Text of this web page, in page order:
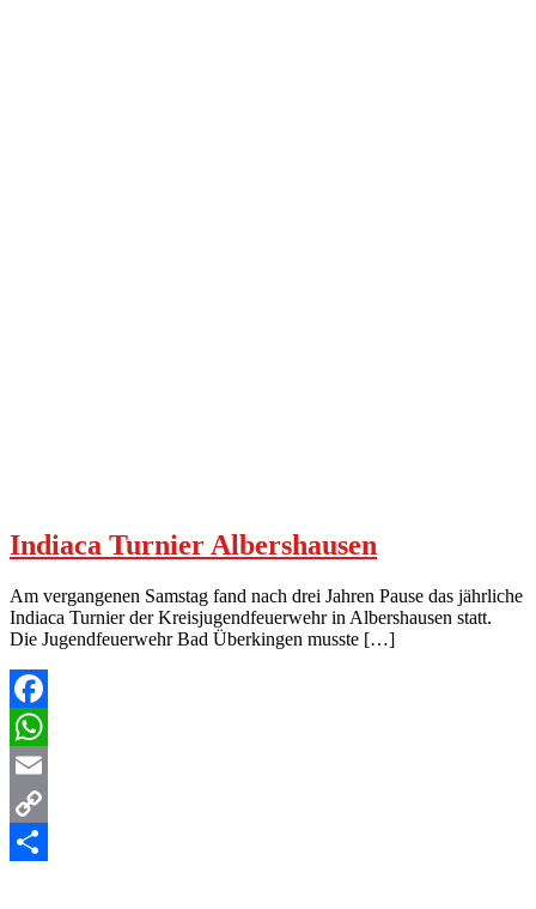
Indiaca Turnier Albershausen
Am vergangenen Samstag fand nach drei Jahren Pause das jährliche
Indiaca Turnier der Kreisjugendfeuerwehr in Albershausen statt.
Die Jugendfeuerwehr Bad Überkingen musste […]
Facebook
WhatsApp
Email
Copy